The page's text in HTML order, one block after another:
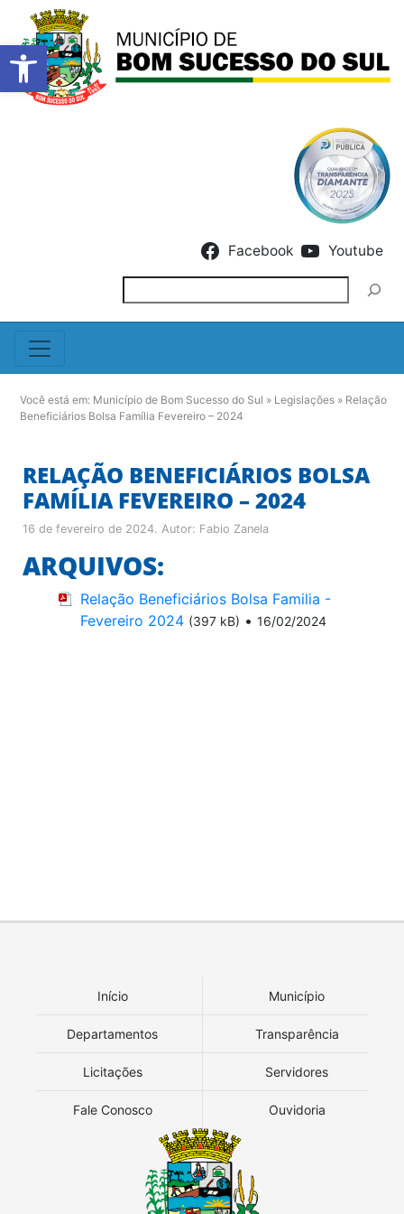
Barra de Ferramentas
Facebook Youtube
Você está em: Município de Bom Sucesso do Sul » Legislações » Relação
Beneficiários Bolsa Família Fevereiro – 2024
RELAÇÃO BENEFICIÁRIOS BOLSA
FAMÍLIA FEVEREIRO – 2024
16 de fevereiro de 2024. Autor: Fabio Zanela
ARQUIVOS:
Relação Beneficiários Bolsa Familia -
Fevereiro 2024 (397 kB) • 16/02/2024
Início Município
Departamentos Transparência
Licitações Servidores
Fale Conosco Ouvidoria